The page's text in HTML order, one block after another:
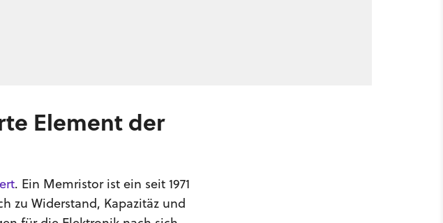
Element der
. Ein Memristor ist ein seit 1971
zu Widerstand, Kapazitäz und